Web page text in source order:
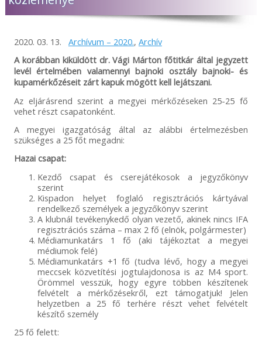
2020. 03. 13. Archívum – 2020., Archív
A korábban kiküldött dr. Vági Márton főtitkár által jegyzett
levél értelmében valamennyi bajnoki osztály bajnoki- és
kupamérkőzéseit zárt kapuk mögött kell lejátszani.
Az eljárásrend szerint a megyei mérkőzéseken 25-25 fő
vehet részt csapatonként.
A megyei igazgatóság által az alábbi értelmezésben
szükséges a 25 főt megadni:
Hazai csapat:
Kezdő csapat és cserejátékosok a jegyzőkönyv
szerint
Kispadon helyet foglaló regisztrációs kártyával
rendelkező személyek a jegyzőkönyv szerint
A klubnál tevékenykedő olyan vezető, akinek nincs IFA
regisztrációs száma – max 2 fő (elnök, polgármester)
Médiamunkatárs 1 fő (aki tájékoztat a megyei
médiumok felé)
Médiamunkatárs +1 fő (tudva lévő, hogy a megyei
meccsek közvetítési jogtulajdonosa is az M4 sport.
Örömmel vesszük, hogy egyre többen készítenek
felvételt a mérkőzésekről, ezt támogatjuk! Jelen
helyzetben a 25 fő terhére részt vehet felvételt
készítő személy
25 fő felett: